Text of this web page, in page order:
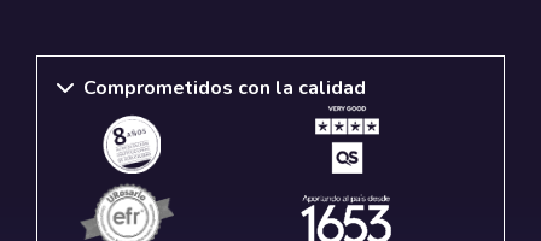
Comprometidos con la calidad